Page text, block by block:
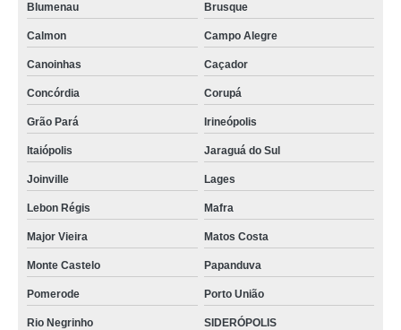
Blumenau Brusque
Calmon Campo Alegre
Canoinhas Caçador
Concórdia Corupá
Grão Pará Irineópolis
Itaiópolis Jaraguá do Sul
Joinville Lages
Lebon Régis Mafra
Major Vieira Matos Costa
Monte Castelo Papanduva
Pomerode Porto União
Rio Negrinho SIDERÓPOLIS